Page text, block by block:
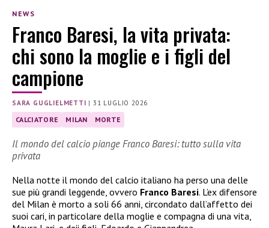
NEWS
Franco Baresi, la vita privata:
chi sono la moglie e i figli del
campione
SARA GUGLIELMETTI |31 LUGLIO 2026
CALCIATORE MILAN MORTE
Il mondo del calcio piange Franco Baresi: tutto sulla vita
privata
Nella notte il mondo del calcio italiano ha perso una delle
sue più grandi leggende, ovvero Franco Baresi. L’ex difensore
del Milan è morto a soli 66 anni, circondato dall’affetto dei
suoi cari, in particolare della moglie e compagna di una vita,